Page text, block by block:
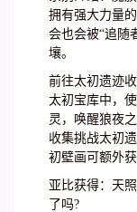
拥有强大力量
会也会被“追随
壤。
前往太初遗迹
太初宝库中，
灵，唤醒狼夜
收集挑战太初
初壁画可额外
亚比获得：天
了吗?